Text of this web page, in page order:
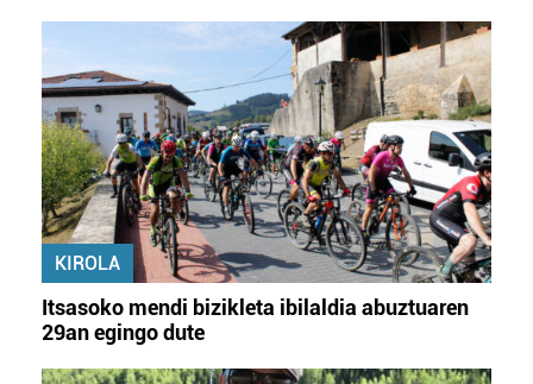
KIROLA
Itsasoko mendi bizikleta ibilaldia abuztuaren
29an egingo dute